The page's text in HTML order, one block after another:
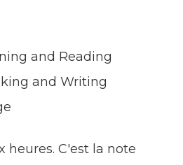
and Reading
and Writing
heures. C'est la note